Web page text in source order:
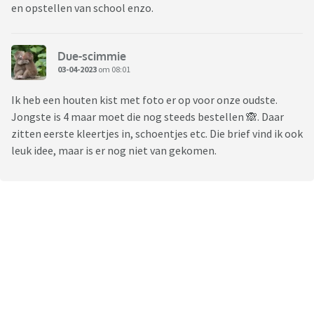
en opstellen van school enzo.
Due-scimmie
03-04-2023 om 08:01
Ik heb een houten kist met foto er op voor onze oudste.
Jongste is 4 maar moet die nog steeds bestellen 🙈. Daar
zitten eerste kleertjes in, schoentjes etc. Die brief vind ik ook
leuk idee, maar is er nog niet van gekomen.